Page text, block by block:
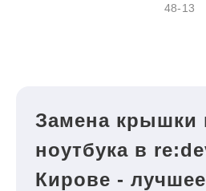
48-13
Замена крышки
ноутбука в
Кирове -